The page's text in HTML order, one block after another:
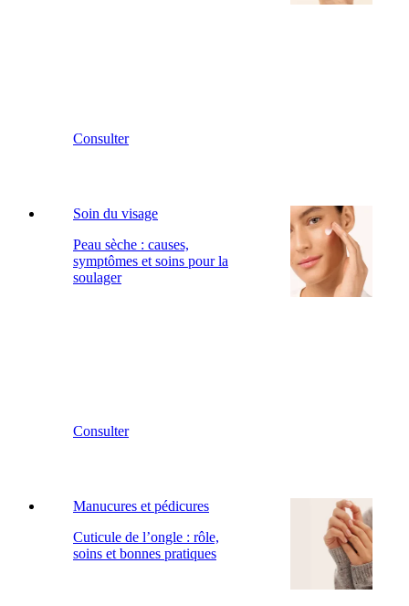
Consulter
Soin du visage
Peau sèche : causes,
symptômes et soins pour la
soulager
Consulter
Manucures et pédicures
Cuticule de l’ongle : rôle,
soins et bonnes pratiques